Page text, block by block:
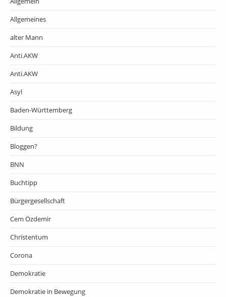
Allgemeines
alter Mann
Anti.AKW
Anti.AKW
Asyl
Baden-Württemberg
Bildung
Bloggen?
BNN
Buchtipp
Bürgergesellschaft
Cem Özdemir
Christentum
Corona
Demokratie
Demokratie in Bewegung